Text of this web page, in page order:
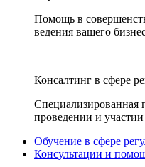
Помощь в
ведения вашего
Консалтинг в сфере
Специализированная
проведении и
Обучение в сфере
Консультации и